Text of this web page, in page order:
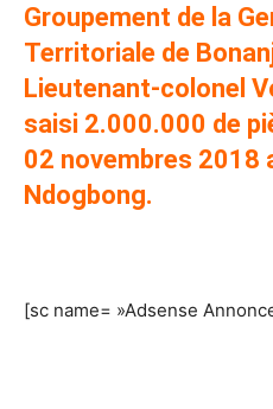
Groupement de la
Territoriale de
Lieutenant-colonel
saisi 2.000.000 de
02 novembres 2018
Ndogbong.
[sc name= »Adsense